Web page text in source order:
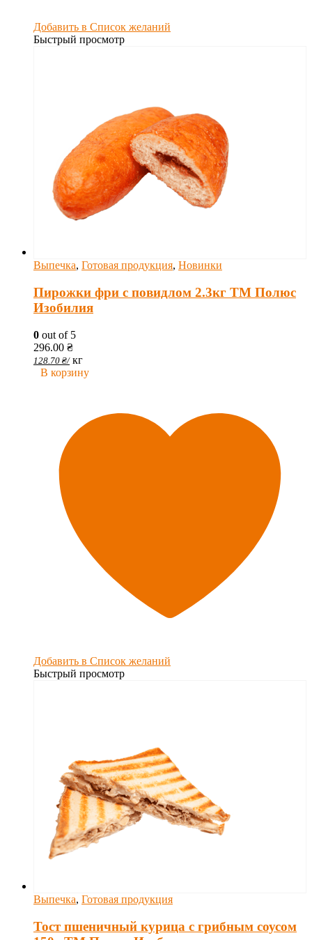
Добавить в Список желаний
Быстрый просмотр
Выпечка, Готовая продукция, Новинки
Пирожки фри с повидлом 2.3кг ТМ Полюс
Изобилия
0 out of 5
296.00 ₴
128.70 ₴/ кг
В корзину
Добавить в Список желаний
Быстрый просмотр
Выпечка, Готовая продукция
Тост пшеничный курица с грибным соусом